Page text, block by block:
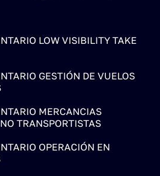
LOW VISIBILITY TAKE
GESTIÓN DE VUELOS
MERCANCIAS
TRANSPORTISTAS
OPERACIÓN EN